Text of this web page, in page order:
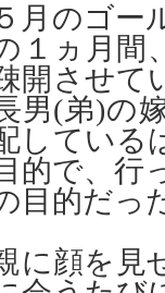
月のゴー
１ヵ月間
開させて
長男(弟)の
している
的で、行
目的だっ
に顔を見